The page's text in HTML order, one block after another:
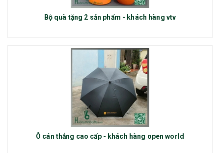
Bộ quà tặng 2 sản phẩm - khách hàng vtv
Ô cán thẳng cao cấp - khách hàng open world